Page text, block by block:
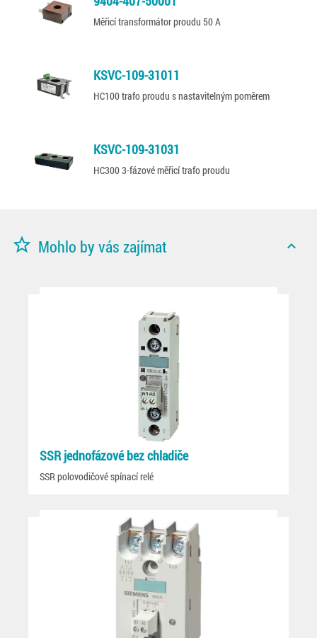
Měřicí transformátor proudu 50 A
KSVC-109-31011
HC100 trafo proudu s nastavitelným poměrem
KSVC-109-31031
HC300 3-fázové měřicí trafo proudu
star_border Mohlo by vás zajímat expand_less
SSR jednofázové bez chladiče
SSR polovodičové spínací relé